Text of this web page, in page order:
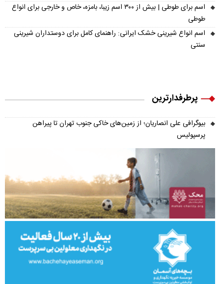
اسم برای طوطی | بیش از ۳۰۰ اسم زیبا، بامزه، خاص و خارجی برای انواع
طوطی
اسم انواع شیرینی خشک ایرانی: راهنمای کامل برای دوستداران شیرینی
سنتی
پرطرفدارترین
بیوگرافی علی انصاریان؛ از زمین‌های خاکی جنوب تهران تا پیراهن
پرسپولیس